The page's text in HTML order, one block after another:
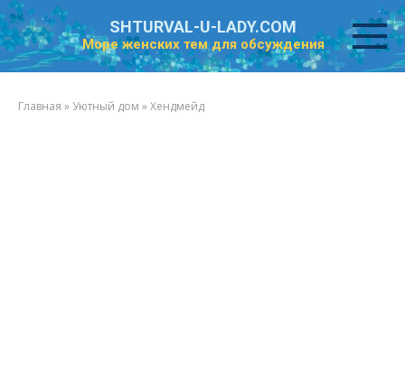
Перейти
к
контенту
SHTURVAL-U-LADY.COM
Море женских тем для обсуждения
Главная » Уютный дом »Хендмейд